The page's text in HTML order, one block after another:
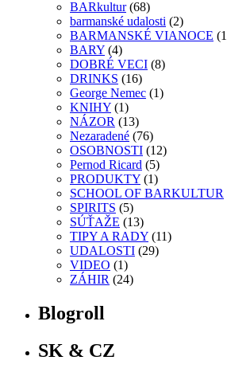
BARkultur(68)
barmanské udalosti (2)
BARMANSKÉ VIANOCE
BARY (4)
DOBRÉ VECI (8)
DRINKS (16)
George Nemec (1)
KNIHY (1)
NÁZOR (13)
Nezaradené (76)
OSOBNOSTI (12)
Pernod Ricard (5)
PRODUKTY (1)
SCHOOL OF BARKULTUR
SPIRITS (5)
SÚŤAŽE (13)
TIPY A RADY (11)
UDALOSTI (29)
VIDEO (1)
ZÁHIR (24)
Blogroll
SK & CZ